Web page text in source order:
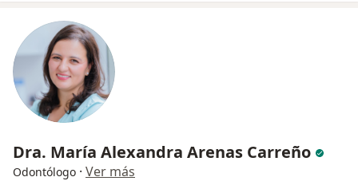
Dra. María Alexandra Arenas Carreño
Odontólogo · Ver más